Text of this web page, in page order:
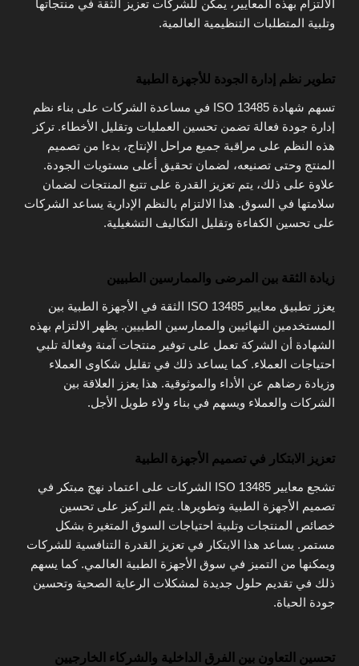
الالتزام بهذه المعايير، يمكن للشركات تعزيز الثقة في منتجاتها
وتلبية المتطلبات التنظيمية العالمية.
تطوير نظم إدارة الجودة للأجهزة الطبية
تسهم شهادة ISO 13485 في مساعدة الشركات على بناء نظم
إدارة جودة فعالة تضمن تحسين العمليات وتقليل الأخطاء. تركز
هذه النظم على مراقبة جميع مراحل الإنتاج، بدءا من تصميم
المنتج وحتى تصنيعه، لضمان تحقيق أعلى مستويات الجودة.
علاوة على ذلك، يتم تعزيز القدرة على تتبع المنتجات لضمان
سلامتها في السوق. هذا الالتزام بالنظم الإدارية يساعد الشركات
على تحسين الكفاءة وتقليل التكاليف التشغيلية.
زيادة الثقة بين المرضى والممارسين الطبيين
يعزز تطبيق معايير ISO 13485 الثقة في الأجهزة الطبية بين
المستخدمين النهائيين والممارسين الطبيين. يظهر الالتزام بهذه
الشهادة أن الشركة تعمل على توفير منتجات آمنة وفعالة تلبي
احتياجات العملاء. كما يساعد ذلك في تقليل شكاوى العملاء
وزيادة رضاهم عن الأداء والموثوقية. هذا يعزز العلاقة بين
الشركات والعملاء ويسهم في بناء ولاء طويل الأجل.
تعزيز الابتكار في تصميم الأجهزة الطبية
تشجع معايير ISO 13485 الشركات على اعتماد نهج مبتكر في
تصميم الأجهزة الطبية وتطويرها. يتم التركيز على تحسين
خصائص المنتجات وتلبية احتياجات السوق المتغيرة بشكل
مستمر. يساعد هذا الابتكار في تعزيز القدرة التنافسية للشركات
ويمكنها من التميز في سوق الأجهزة الطبية العالمي. كما يسهم
ذلك في تقديم حلول جديدة لمشكلات الرعاية الصحية وتحسين
جودة الحياة.
تحسين التعاون بين الفرق الداخلية والشركاء الخارجيين